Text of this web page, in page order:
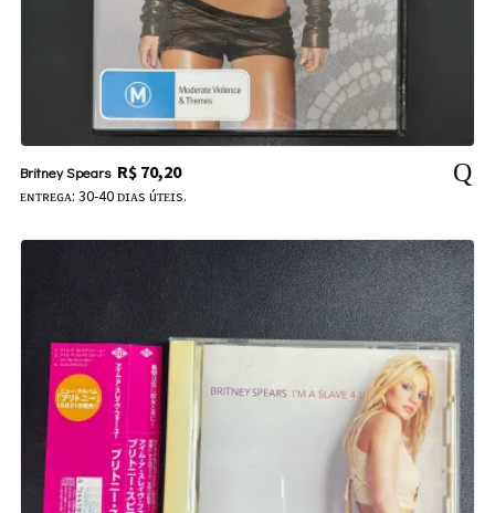
Britney Spears R$70,20
ᴇɴᴛʀᴇɢᴀ: 30-40 ᴅɪᴀs úᴛᴇɪs.